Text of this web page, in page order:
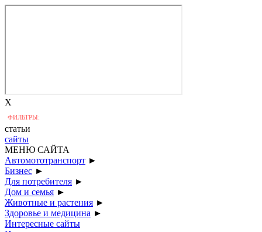
X
ФИЛЬТРЫ:
статьи
сайты
МЕНЮ САЙТА
Автомототранспорт ►
Бизнес ►
Для потребителя ►
Дом и семья ►
Животные и растения ►
Здоровье и медицина ►
Интересные сайты